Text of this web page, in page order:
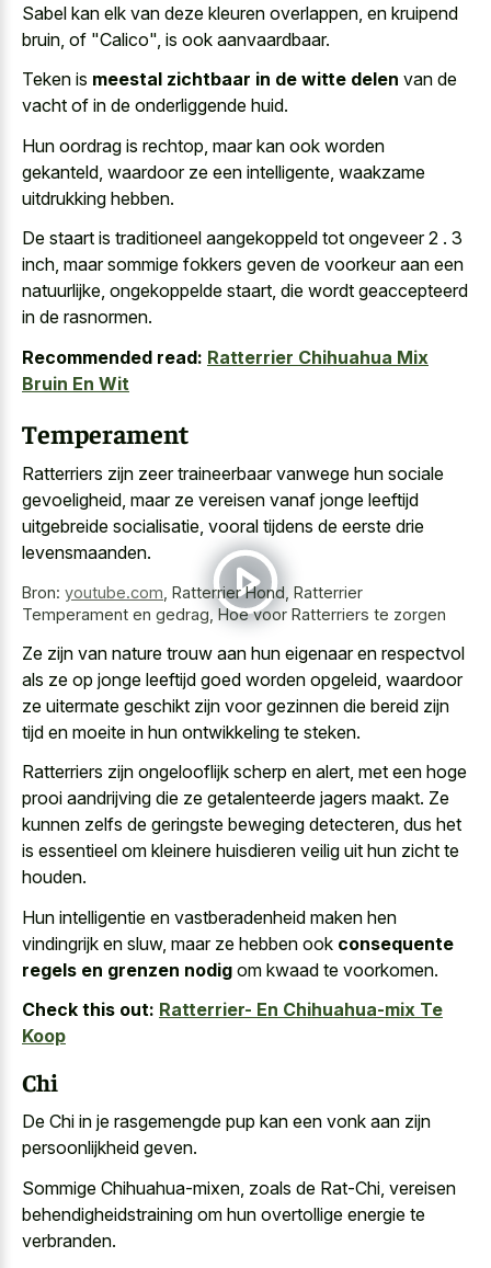
Sabel kan elk van deze kleuren overlappen, en kruipend
bruin, of "Calico", is ook aanvaardbaar.
Teken is meestal zichtbaar in de witte delen van de
vacht of in de onderliggende huid.
Hun oordrag is rechtop, maar kan ook worden
gekanteld, waardoor ze een intelligente, waakzame
uitdrukking hebben.
De staart is traditioneel aangekoppeld tot ongeveer 2 . 3
inch, maar sommige fokkers geven de voorkeur aan een
natuurlijke, ongekoppelde staart, die wordt geaccepteerd
in de rasnormen.
Recommended read: Ratterrier Chihuahua Mix
Bruin En Wit
Temperament
Ratterriers zijn zeer traineerbaar vanwege hun sociale
gevoeligheid, maar ze vereisen vanaf jonge leeftijd
uitgebreide socialisatie, vooral tijdens de eerste drie
levensmaanden.
Bron: youtube.com Ratterrier Hond, Ratterrier
Temperament en gedrag, Hoe voor Ratterriers te zorgen
Ze zijn van nature trouw aan hun eigenaar en respectvol
als ze op jonge leeftijd goed worden opgeleid, waardoor
ze uitermate geschikt zijn voor gezinnen die bereid zijn
tijd en moeite in hun ontwikkeling te steken.
Ratterriers zijn ongelooflijk scherp en alert, met een hoge
prooi aandrijving die ze getalenteerde jagers maakt. Ze
kunnen zelfs de geringste beweging detecteren, dus het
is essentieel om kleinere huisdieren veilig uit hun zicht te
houden.
Hun intelligentie en vastberadenheid maken hen
vindingrijk en sluw, maar ze hebben ook consequente
regels en grenzen nodig om kwaad te voorkomen.
Check this out: Ratterrier- En Chihuahua-mix Te
Koop
Chi
De Chi in je rasgemengde pup kan een vonk aan zijn
persoonlijkheid geven.
Sommige Chihuahua-mixen, zoals de Rat-Chi, vereisen
behendigheidstraining om hun overtollige energie te
verbranden.